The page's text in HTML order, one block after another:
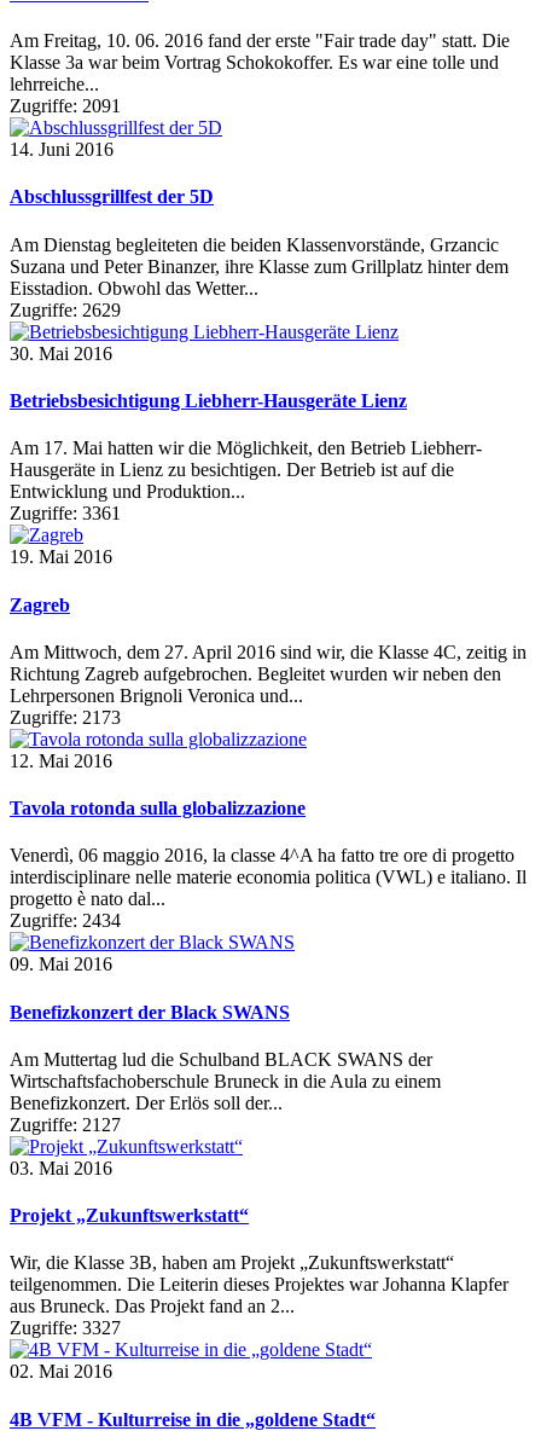
Am Freitag, 10. 06. 2016 fand der erste "Fair trade day" statt. Die
Klasse 3a war beim Vortrag Schokokoffer. Es war eine tolle und
lehrreiche...
Zugriffe: 2091
14. Juni 2016
Abschlussgrillfest der 5D
Am Dienstag begleiteten die beiden Klassenvorstände, Grzancic
Suzana und Peter Binanzer, ihre Klasse zum Grillplatz hinter dem
Eisstadion. Obwohl das Wetter...
Zugriffe: 2629
30. Mai 2016
Betriebsbesichtigung Liebherr-Hausgeräte Lienz
Am 17. Mai hatten wir die Möglichkeit, den Betrieb Liebherr-
Hausgeräte in Lienz zu besichtigen. Der Betrieb ist auf die
Entwicklung und Produktion...
Zugriffe: 3361
19. Mai 2016
Zagreb
Am Mittwoch, dem 27. April 2016 sind wir, die Klasse 4C, zeitig in
Richtung Zagreb aufgebrochen. Begleitet wurden wir neben den
Lehrpersonen Brignoli Veronica und...
Zugriffe: 2173
12. Mai 2016
Tavola rotonda sulla globalizzazione
Venerdì, 06 maggio 2016, la classe 4^A ha fatto tre ore di progetto
interdisciplinare nelle materie economia politica (VWL) e italiano. Il
progetto è nato dal...
Zugriffe: 2434
09. Mai 2016
Benefizkonzert der Black SWANS
Am Muttertag lud die Schulband BLACK SWANS der
Wirtschaftsfachoberschule Bruneck in die Aula zu einem
Benefizkonzert. Der Erlös soll der...
Zugriffe: 2127
03. Mai 2016
Projekt „Zukunftswerkstatt“
Wir, die Klasse 3B, haben am Projekt „Zukunftswerkstatt“
teilgenommen. Die Leiterin dieses Projektes war Johanna Klapfer
aus Bruneck. Das Projekt fand an 2...
Zugriffe: 3327
02. Mai 2016
4B VFM - Kulturreise in die „goldene Stadt“